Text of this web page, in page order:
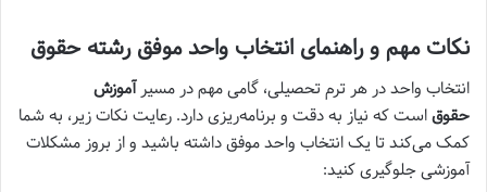
نکات مهم و راهنمای انتخاب واحد موفق رشته حقوق
انتخاب واحد در هر ترم تحصیلی، گامی مهم در مسیر آموزش
حقوقاست که نیاز به دقت و برنامه‌ریزی دارد. رعایت نکات زیر، به شما
کمک می‌کند تا یک انتخاب واحد موفق داشته باشید و از بروز مشکلات
آموزشی جلوگیری کنید: